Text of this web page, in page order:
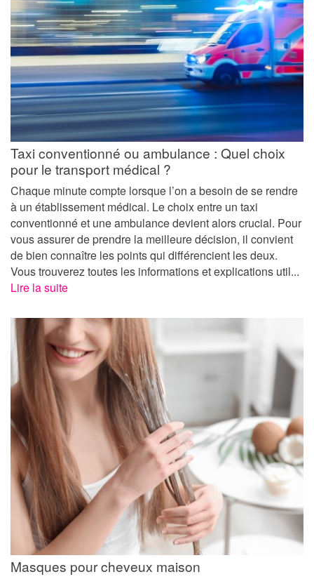
Taxi conventionné ou ambulance : Quel choix
pour le transport médical ?
Chaque minute compte lorsque l’on a besoin de se rendre
à un établissement médical. Le choix entre un taxi
conventionné et une ambulance devient alors crucial. Pour
vous assurer de prendre la meilleure décision, il convient
de bien connaître les points qui différencient les deux.
Vous trouverez toutes les informations et explications util...
Lire la suite
Masques pour cheveux maison